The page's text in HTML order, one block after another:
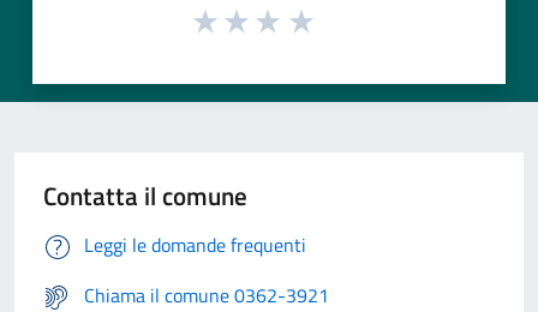
Contatta il comune
Leggi le domande frequenti
Chiama il comune 0362-3921